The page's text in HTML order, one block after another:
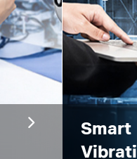
Smart